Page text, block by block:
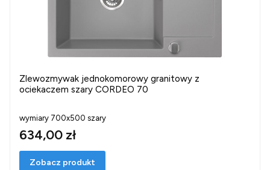
Zlewozmywak jednokomorowy granitowy z
ociekaczem szary CORDEO 70
wymiary 700x500 szary
634,00 zł
Zobacz produkt